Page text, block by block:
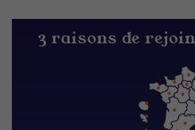
3 raisons de